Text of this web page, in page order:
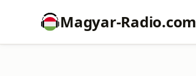
Magyar-Radio.com